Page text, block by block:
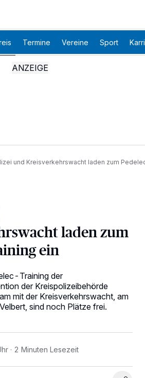
Termine Vereine Sport
und Kreisverkehrswacht laden zum
laden zum
ein
Training der
der Kreispolizeibehörde
mit der Kreisverkehrswacht, am
sind noch Plätze frei.
2 Minuten Lesezeit